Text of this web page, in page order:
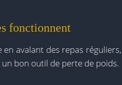
fonctionnent
avalant des repas réguliers,
bon outil de perte de poids.